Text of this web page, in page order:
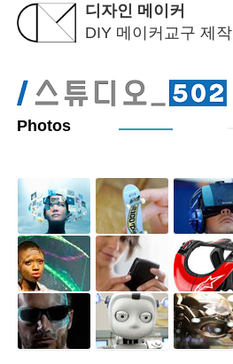
디자인 메이커
DIY 메이커교구 제작
Photos